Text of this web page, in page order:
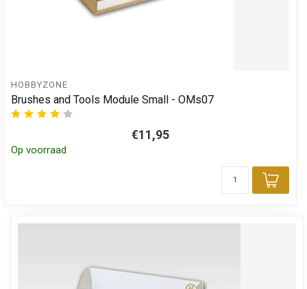
HOBBYZONE
Brushes and Tools Module Small - OMs07
€11,95
Op voorraad